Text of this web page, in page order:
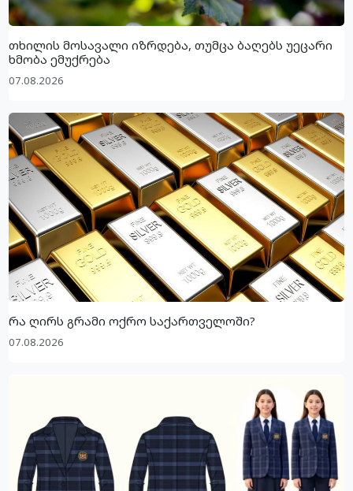
თხილის მოსავალი იზრდება, თუმცა ბაღებს უეცარი
ხმობა ემუქრება
07.08.2026
რა ღირს გრამი ოქრო საქართველოში?
07.08.2026